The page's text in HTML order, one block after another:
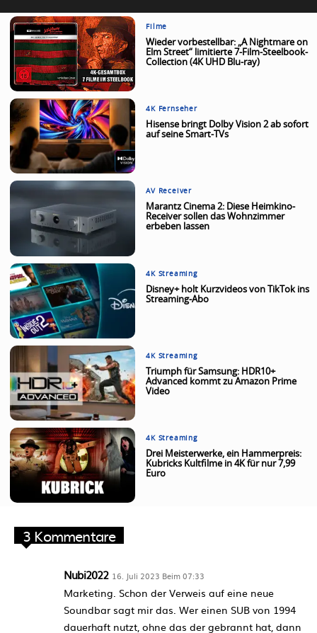
Filme
Wieder vorbestellbar: „A Nightmare on
Elm Street“ limitierte 7-Film-Steelbook-
Collection (4K UHD Blu-ray)
4K Fernseher
Hisense bringt Dolby Vision 2 ab sofort
auf seine Smart-TVs
AV Receiver
Marantz Cinema 2: Diese Heimkino-
Receiver sollen das Wohnzimmer
erbeben lassen
4K Streaming
Disney+ holt Kurzvideos von TikTok ins
Streaming-Abo
4K Streaming
Triumph für Samsung: HDR10+
Advanced kommt zu Amazon Prime
Video
4K Streaming
Drei Meisterwerke, ein Hammerpreis:
Kubricks Kultfilme in 4K für nur 7,99
Euro
3 Kommentare
Nubi2022 16. Juli 2023 Beim 07:33
Marketing. Schon der Verweis auf eine neue
Soundbar sagt mir das. Wer einen SUB von 1994
dauerhaft nutzt, ohne das der gebrannt hat, dann